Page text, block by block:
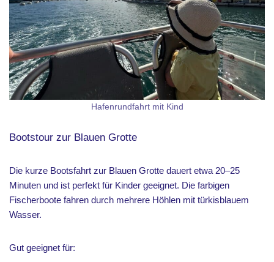
Hafenrundfahrt mit Kind
Bootstour zur Blauen Grotte
Die kurze Bootsfahrt zur Blauen Grotte dauert etwa 20–25
Minuten und ist perfekt für Kinder geeignet. Die farbigen
Fischerboote fahren durch mehrere Höhlen mit türkisblauem
Wasser.
Gut geeignet für: